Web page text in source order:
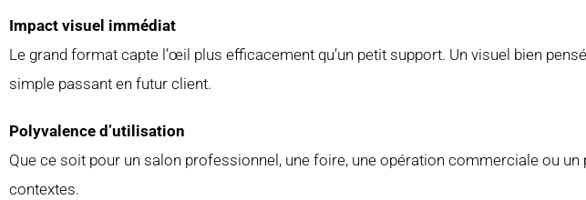
Impact visuel immédiat
Le grand format capte l’œil plus efficacement qu’un petit support. Un visuel bien
simple passant en futur client.
Polyvalence d’utilisation
Que ce soit pour un salon professionnel, une foire, une opération commerciale ou
contextes.